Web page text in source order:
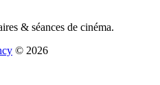
& séances de cinéma.
© 2026